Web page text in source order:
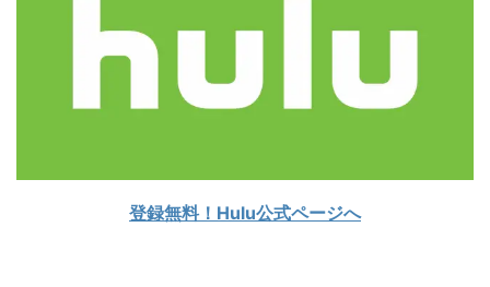
登録無料！Hulu公式ページへ